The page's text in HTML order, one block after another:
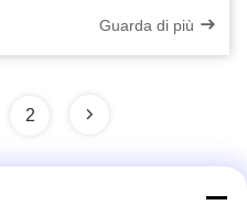
Guarda di più
2